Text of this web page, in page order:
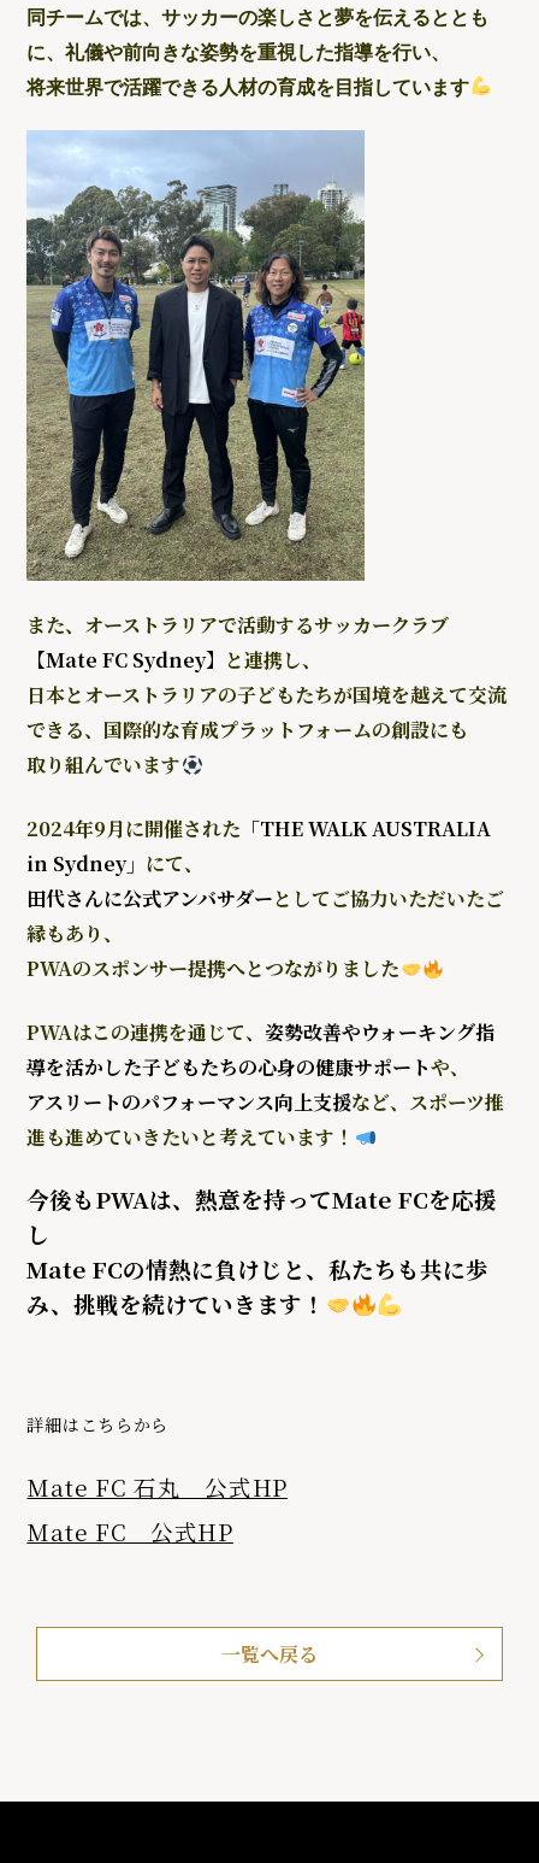
同チームでは、サッカーの楽しさと夢を伝えるととも
に、礼儀や前向きな姿勢を重視した指導を行い、
将来世界で活躍できる人材の育成を目指しています
また、オーストラリアで活動するサッカークラブ
【Mate FC Sydney】 と連携し、
日本とオーストラリアの子どもたちが国境を越えて交流
できる、国際的な育成プラットフォームの創設にも
取り組んでいます
2024年9月に開催された 「THE WALK AUSTRALIA
in Sydney」 にて、
田代さんに公式アンバサダーとしてご協力いただいたご
縁もあり、
PWAのスポンサー提携へとつながりました
PWAはこの連携を通じて、姿勢改善やウォーキング指
導を活かした子どもたちの心身の健康サポートや、
アスリートのパフォーマンス向上支援など、スポーツ推
進も進めていきたいと考えています！
今後もPWAは、熱意を持ってMate FCを応援
し
Mate FCの情熱に負けじと、私たちも共に歩
み、挑戦を続けていきます！
詳細はこちらから
Mate FC 石丸 公式HP
Mate FC 公式HP
一覧へ戻る